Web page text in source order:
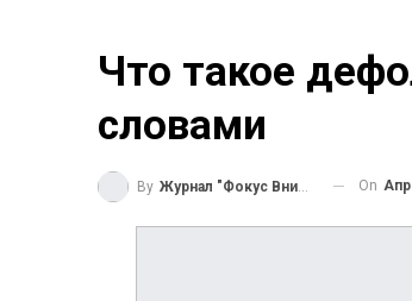
Что такое
словами
By Журнал "Фокус Внимания" On Апр